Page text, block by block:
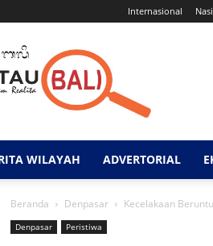
Internasional
Pantau
Bali
WILAYAH ADVERTORIAL
Beranda Denpasar Kecelakaan
Denpasar Peristiwa